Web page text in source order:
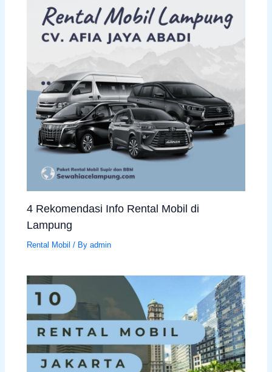
4 Rekomendasi Info Rental Mobil di
Lampung
Rental Mobil / Byadmin